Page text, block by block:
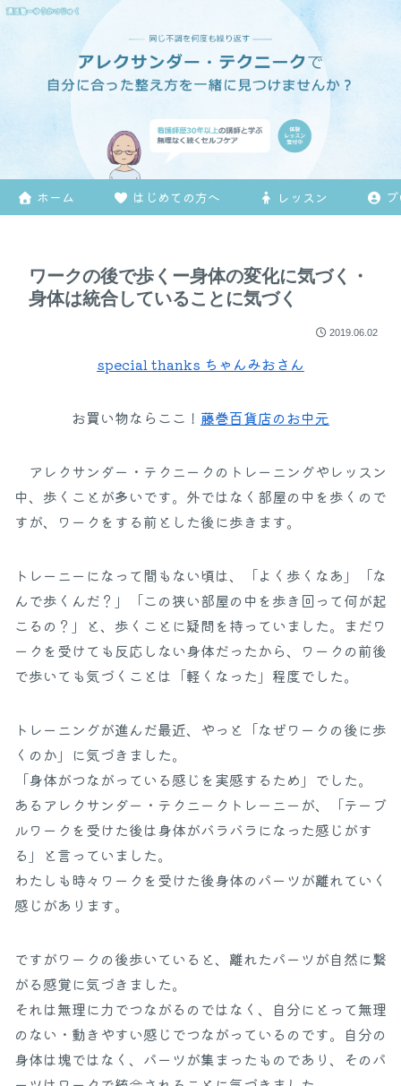
ホーム はじめての方へ レッスン
ワークの後で歩くー身体の変化に気づく・
身体は統合していることに気づく
2019.06.02
special thanks ちゃんみおさん
お買い物ならここ！ 藤巻百貨店のお中元
アレクサンダー・テクニークのトレーニングやレッスン
中、歩くことが多いです。 外ではなく部屋の中を歩くので
すが、ワークをする前とした後に歩きます。
トレーニーになって間もない頃は、「よく歩くなあ」「な
んで歩くんだ？」「この狭い部屋の中を歩き回って何が起
こるの？」と、歩くことに疑問を持っていました。まだワ
ークを受けても反応しない身体だったから、ワークの前後
で歩いても気づくことは「軽くなった」程度でした。
トレーニングが進んだ最近、やっと「なぜワークの後に歩
くのか」に気づきました。
「身体がつながっている感じを実感するため」でした。
あるアレクサンダー・テクニークトレーニーが、「テーブ
ルワークを受けた後は身体がバラバラになった感じがす
る」と言っていました。
わたしも時々ワークを受けた後身体のパーツが離れていく
感じがあります。
ですがワークの後歩いていると、離れたパーツが自然に繋
がる感覚に気づきました。
それは無理に力でつながるのではなく、自分にとって無理
のない・動きやすい感じでつながっているのです。自分の
身体は塊ではなく、パーツが集まったものであり、そのパ